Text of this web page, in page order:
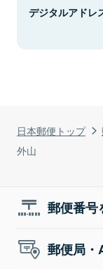
日本郵便トップ
外山
デジタルアドレ
郵便番号
郵便局・